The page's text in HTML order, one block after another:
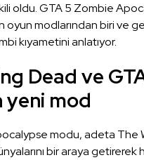
oldu. GTA 5 Zombie
oyun modlarından biri ve
kıyametini anlatıyor.
Dead ve
yeni mod
modu, adeta The
bir araya getirerek